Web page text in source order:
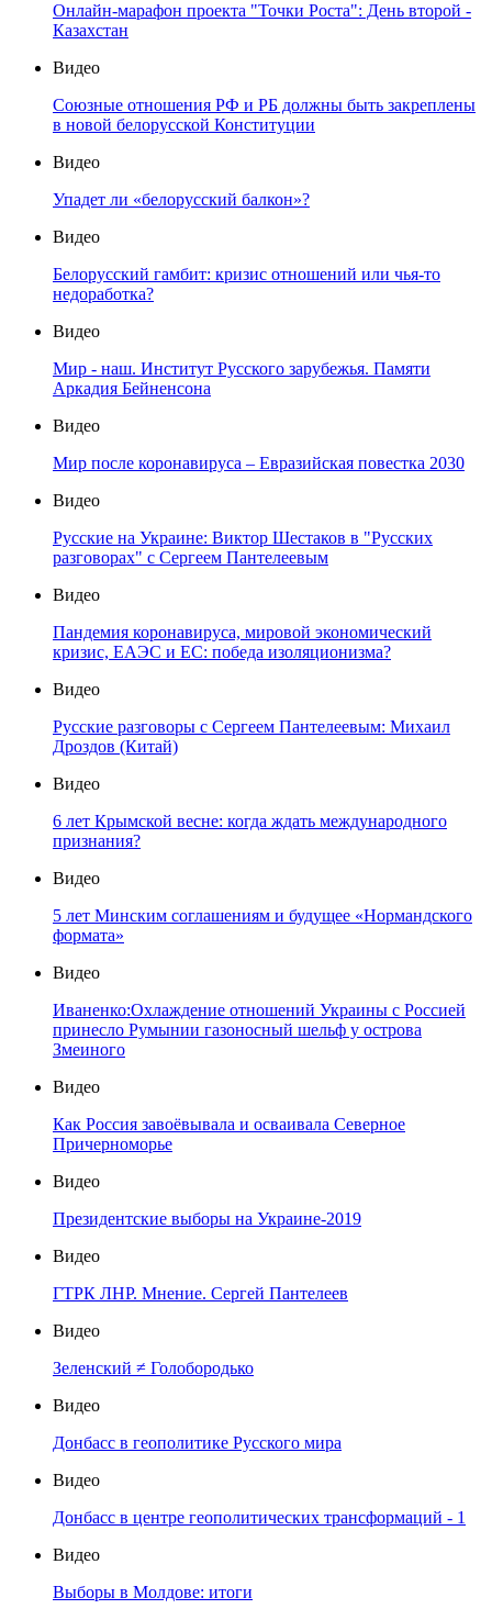
Онлайн-марафон проекта "Точки Роста": День второй -
Казахстан
Видео
Союзные отношения РФ и РБ должны быть закреплены
в новой белорусской Конституции
Видео
Упадет ли «белорусский балкон»?
Видео
Белорусский гамбит: кризис отношений или чья-то
недоработка?
Видео
Мир - наш. Институт Русского зарубежья. Памяти
Аркадия Бейненсона
Видео
Мир после коронавируса – Евразийская повестка 2030
Видео
Русские на Украине: Виктор Шестаков в "Русских
разговорах" с Сергеем Пантелеевым
Видео
Пандемия коронавируса, мировой экономический
кризис, ЕАЭС и ЕС: победа изоляционизма?
Видео
Русские разговоры с Сергеем Пантелеевым: Михаил
Дроздов (Китай)
Видео
6 лет Крымской весне: когда ждать международного
признания?
Видео
5 лет Минским соглашениям и будущее «Нормандского
формата»
Видео
Иваненко:Охлаждение отношений Украины с Россией
принесло Румынии газоносный шельф у острова
Змеиного
Видео
Как Россия завоёвывала и осваивала Северное
Причерноморье
Видео
Президентские выборы на Украине-2019
Видео
ГТРК ЛНР. Мнение. Сергей Пантелеев
Видео
Зеленский ≠ Голобородько
Видео
Донбасс в геополитике Русского мира
Видео
Донбасс в центре геополитических трансформаций - 1
Видео
Выборы в Молдове: итоги